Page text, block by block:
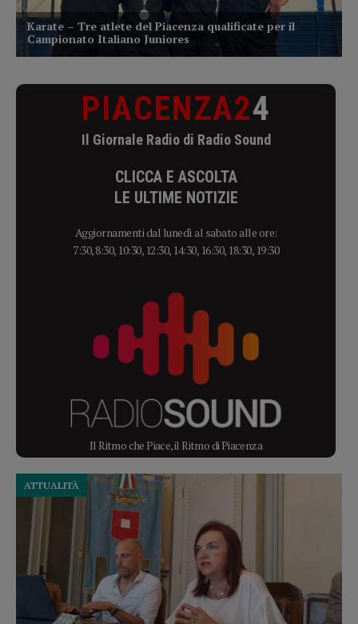
PIACENZA24
Il Giornale Radio di Radio Sound
CLICCA E ASCOLTA
LE ULTIME NOTIZIE
Aggiornamenti dal lunedì al sabato alle ore:
7:30, 8:30, 10:30, 12:30, 14:30, 16:30, 18:30, 19:30
Il Ritmo che Piace, il Ritmo di Piacenza
ATTUALITÀ